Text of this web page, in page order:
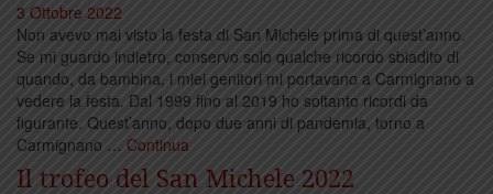
3 Ottobre 2022
Non avevo mai visto la festa di San Michele prima di quest’anno.
Se mi guardo indietro, conservo solo qualche ricordo sbiadito di
quando, da bambina, i miei genitori mi portavano a Carmignano a
vedere la festa. Dal 1999 fino al 2019 ho soltanto ricordi da
figurante. Quest’anno, dopo due anni di pandemia, torno a
Carmignano … Continua
Il trofeo del San Michele 2022